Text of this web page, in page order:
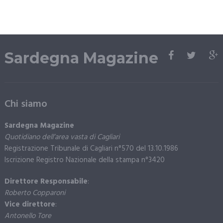
Sardegna Magazine
Chi siamo
Sardegna Magazine
Quotidiano dell’area vasta di Cagliari
Registrazione Tribunale di Cagliari n°570 del 13.10.1986
Iscrizione Registro Nazionale della stampa n°3420
Direttore Responsabile:
Roberto Copparoni
Vice direttore:
Antonello Tore